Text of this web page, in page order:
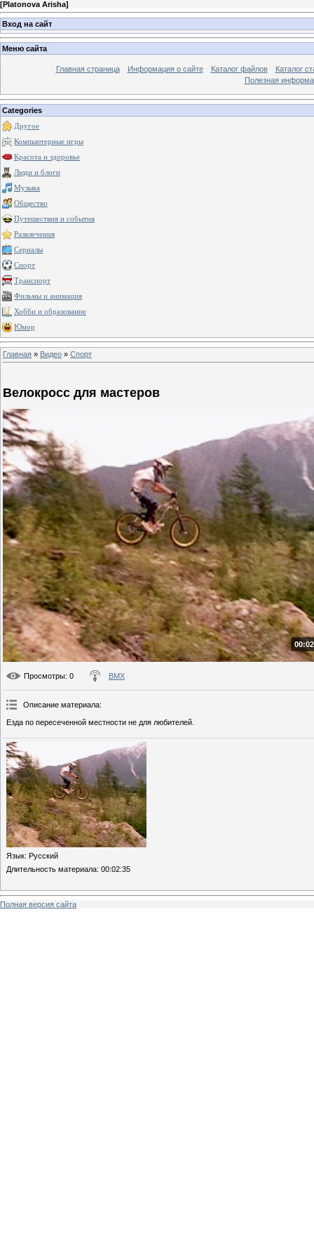
[Platonova Arisha]
Вход на сайт
Меню сайта
Главная страница Информация о сайте Каталог файлов
Каталог
Полезная
Categories
Другое
Компьютерные игры
Красота и здоровье
Люди и блоги
Музыка
Общество
Путешествия и события
Развлечения
Сериалы
Спорт
Транспорт
Фильмы и анимация
Хобби и образование
Юмор
Главная » Видео » Спорт
Велокросс для мастеров
Просмотры: 0 BMX
Описание материала:
Езда по пересеченной местности не для любителей.
Язык: Русский
Длительность материала: 00:02:35
Полная версия сайта